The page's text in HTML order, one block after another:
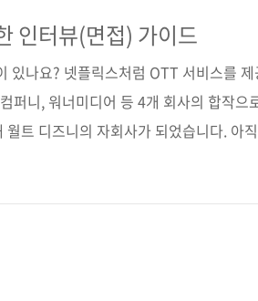
지은이 Hulu 데이터 과
인터뷰(면접) 가이드
있나요? 넷플릭스처럼 OTT 서비스를 제
퍼니, 워너미디어 등 4개 회사의 합작으
트 디즈니의 자회사가 되었습니다. 아
에겐 낯선 이름입니다만, 두 곳에서만 3